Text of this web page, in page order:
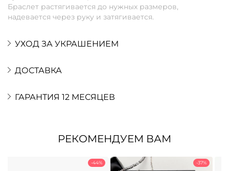
Браслет растягивается до нужных размеров,
надевается через руку и затягивается.
УХОД ЗА УКРАШЕНИЕМ
ДОСТАВКА
ГАРАНТИЯ 12 МЕСЯЦЕВ
РЕКОМЕНДУЕМ ВАМ
-44% -37%